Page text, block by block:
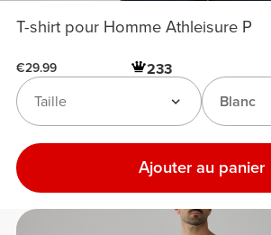
T-shirt pour Homme Athleisure P
€29.99 233
Blanc
Taille
Ajouter au panier